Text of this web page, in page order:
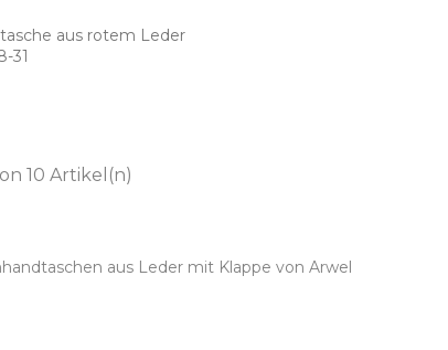
aus rotem Leder
31
10 Artikel(n)
aus Leder mit Klappe von Arwel